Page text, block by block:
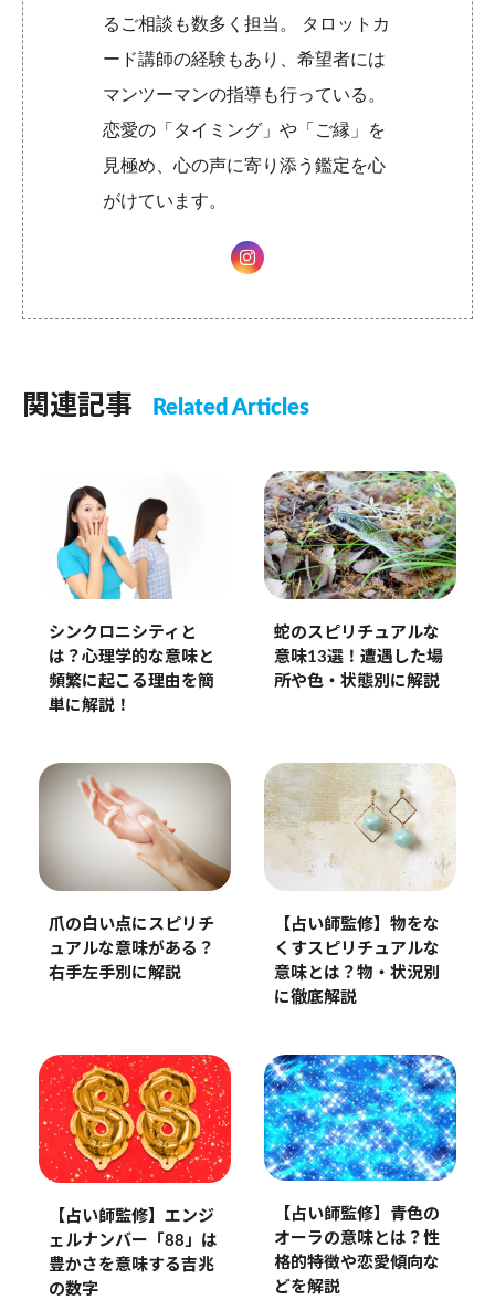
るご相談も数多く担当。 タロットカ
ード講師の経験もあり、希望者には
マンツーマンの指導も行っている。
恋愛の「タイミング」や「ご縁」を
見極め、心の声に寄り添う鑑定を心
がけています。
関連記事 Related Articles
シンクロニシティと
は？心理学的な意味と
頻繁に起こる理由を簡
単に解説！
蛇のスピリチュアルな
意味13選！遭遇した場
所や色・状態別に解説
爪の白い点にスピリチ
ュアルな意味がある？
右手左手別に解説
【占い師監修】物をな
くすスピリチュアルな
意味とは？物・状況別
に徹底解説
【占い師監修】エンジ
ェルナンバー「88」は
豊かさを意味する吉兆
の数字
【占い師監修】青色の
オーラの意味とは？性
格的特徴や恋愛傾向な
どを解説